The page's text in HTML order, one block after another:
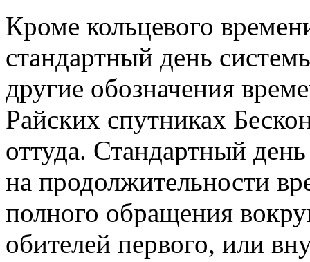
Кроме кольцевого
стандартный день
другие обозначения
Райских спутниках
оттуда. Стандартный
на продолжительности
полного обращения
обителей первого, или